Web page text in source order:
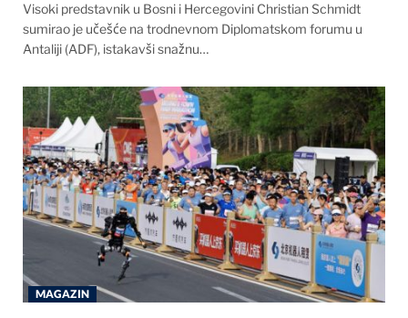
Visoki predstavnik u Bosni i Hercegovini Christian Schmidt
sumirao je učešće na trodnevnom Diplomatskom forumu u
Antaliji (ADF), istakavši snažnu…
MAGAZIN